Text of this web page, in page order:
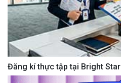
Đăng kí thực tập tại Bright Star